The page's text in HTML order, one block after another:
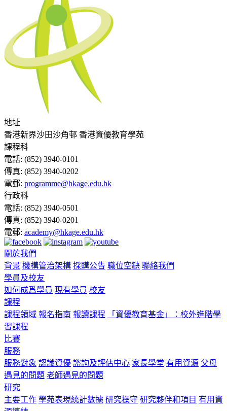
地址
香港新界沙田沙角邨 香港資優教育學苑
課程科
電話: (852) 3940-0101
傳真: (852) 3940-0202
電郵: programme@hkage.edu.hk
行政科
電話: (852) 3940-0501
傳真: (852) 3940-0201
電郵: academy@hkage.edu.hk
關於我們
背景 機構管治架構 採購公告 職位空缺 聯絡我們
學員及校友
如何成爲學員 現有學員 校友
課程
課程領域 報名指南 報讀課程
「資優教育基金」：校外進階學
習課程
比賽
服務
服務對象 認識資優 諮詢及評估中心 家長學堂 有用資源 父母
遇見的問題 老師遇見的問題
研究
主要工作 學苑表現統計數據 研究操守 研究夥伴和項目 有用資